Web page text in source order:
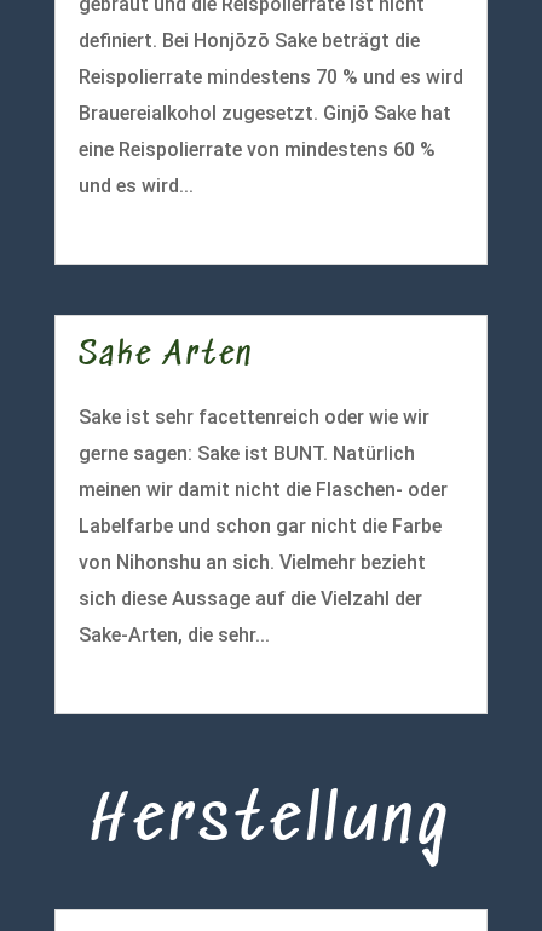
definiert. Bei Honjōzō Sake beträgt die
Reispolierrate mindestens 70 % und es wird
Brauereialkohol zugesetzt. Ginjō Sake hat
eine Reispolierrate von mindestens 60 %
und es wird...
Sake Arten
Sake ist sehr facettenreich oder wie wir
gerne sagen: Sake ist BUNT. Natürlich
meinen wir damit nicht die Flaschen- oder
Labelfarbe und schon gar nicht die Farbe
von Nihonshu an sich. Vielmehr bezieht
sich diese Aussage auf die Vielzahl der
Sake-Arten, die sehr...
Herstellung